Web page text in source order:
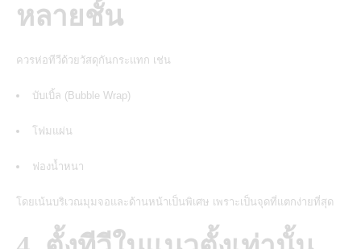
หลายชั้น
ควรห่อทีวีด้วยวัสดุกันกระแทก เช่น
บับเบิ้ล (Bubble Wrap)
โฟมแผ่น
ฟองน้ำหนา
โดยเน้นบริเวณมุมจอและด้านหน้าเป็นพิเศษ เพราะเป็นจุดที่แตกง่ายที่สุด